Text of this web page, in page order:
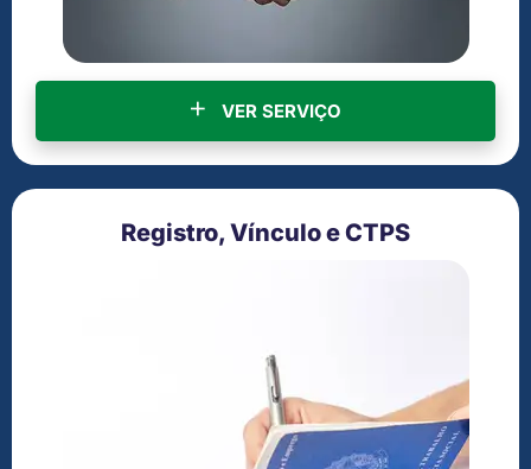
VER SERVIÇO
Registro, Vínculo e CTPS